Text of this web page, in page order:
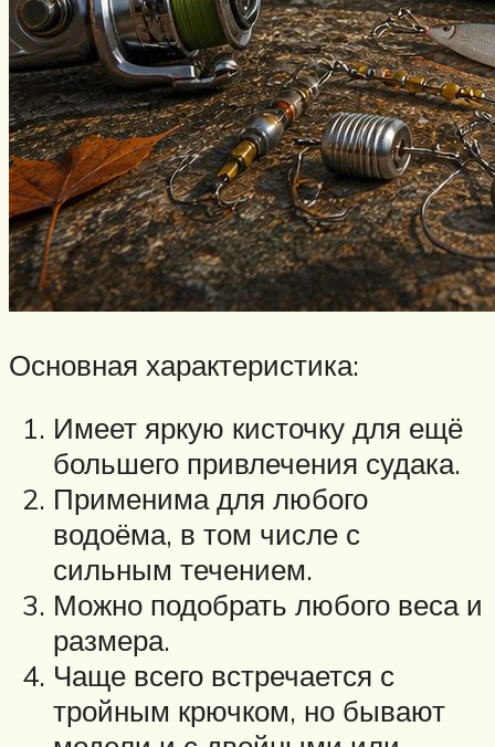
Основная характеристика:
Имеет яркую кисточку для ещё
большего привлечения судака.
Применима для любого
водоёма, в том числе с
сильным течением.
Можно подобрать любого веса и
размера.
Чаще всего встречается с
тройным крючком, но бывают